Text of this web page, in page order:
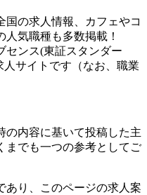
国の求人情報、カフェやコ
気職種も多数掲載！
センス(東証スタンダー
人サイトです（なお、職業
内容に基いて投稿した主
までも一つの参考としてご
り、このページの求人案